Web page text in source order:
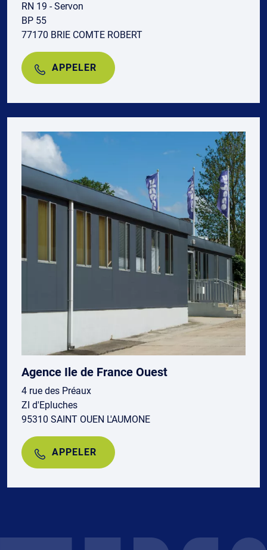
RN 19 - Servon
BP 55
77170 BRIE COMTE ROBERT
APPELER
Agence Ile de France Ouest
4 rue des Préaux
ZI d'Epluches
95310 SAINT OUEN L'AUMONE
APPELER